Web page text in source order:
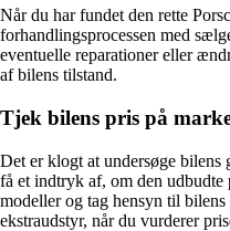
Når du har fundet den rette
forhandlingsprocessen med
eventuelle reparationer eller
af bilens tilstand.
Tjek bilens pris på
Det er klogt at undersøge bilens
få et indtryk af, om den
modeller og tag hensyn til
ekstraudstyr, når du vurderer